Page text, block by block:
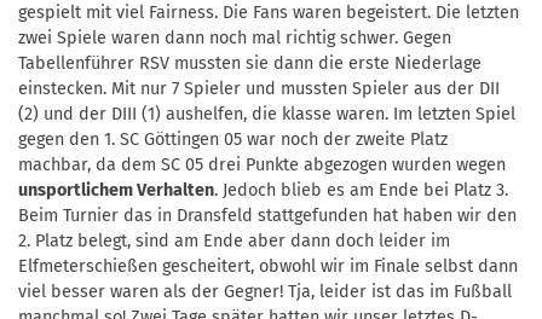
gespielt mit viel Fairness. Die Fans waren begeistert. Die letzten
zwei Spiele waren dann noch mal richtig schwer. Gegen
Tabellenführer RSV mussten sie dann die erste Niederlage
einstecken. Mit nur 7 Spieler und mussten Spieler aus der DII
(2) und der DIII (1) aushelfen, die klasse waren. Im letzten Spiel
gegen den 1. SC Göttingen 05 war noch der zweite Platz
machbar, da dem SC 05 drei Punkte abgezogen wurden wegen
unsportlichem Verhalten. Jedoch blieb es am Ende bei Platz 3.
Beim Turnier das in Dransfeld stattgefunden hat haben wir den
2. Platz belegt, sind am Ende aber dann doch leider im
Elfmeterschießen gescheitert, obwohl wir im Finale selbst dann
viel besser waren als der Gegner! Tja, leider ist das im Fußball